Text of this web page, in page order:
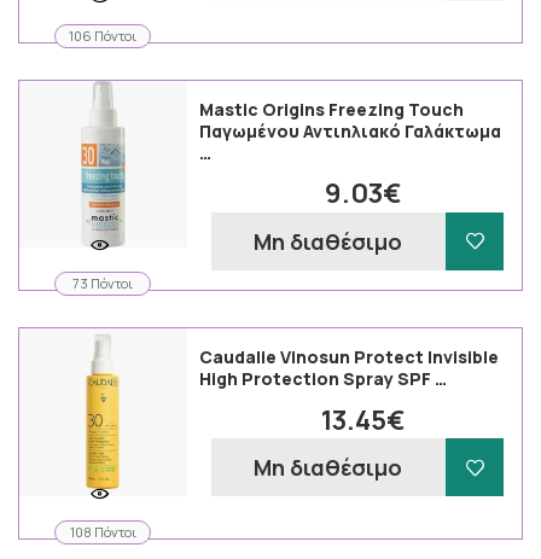
106 Πόντοι
73 Πόντοι
Mastic Origins Freezing Touch
Παγωμένου Αντιηλιακό Γαλάκτωμα
…
9.03€
Μη διαθέσιμο
108 Πόντοι
Caudalie Vinosun Protect Invisible
High Protection Spray SPF …
13.45€
Μη διαθέσιμο